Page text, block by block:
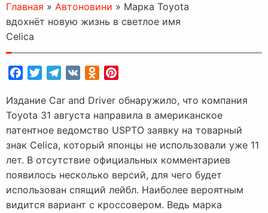
Главная » Автоновини » Марка Toyota
вдохнёт новую жизнь в светлое имя
Celica
FacebookTwitterTelegram
VK Odnoklassniki
Издание Car and Driver обнаружило, что компания
Toyota 31 августа направила в американское
патентное ведомство USPTO заявку на товарный
знак Celica, который японцы не использовали уже 11
лет. В отсутствие официальных комментариев
появилось несколько версий, для чего будет
использован спящий лейбл. Наиболее вероятным
видится вариант с кроссовером. Ведь марка